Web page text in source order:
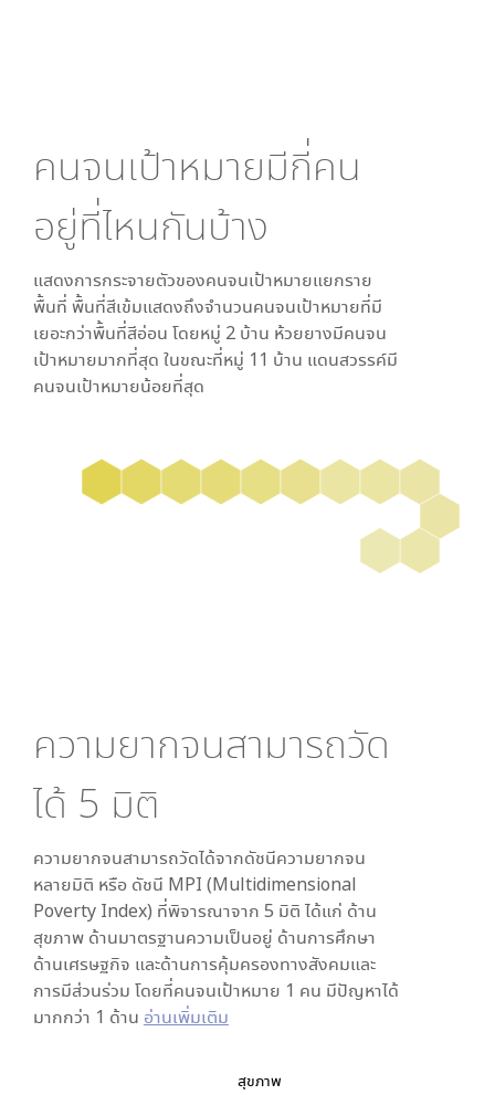
คนจนเป้าหมายมีกี่คน
อยู่ที่ไหนกันบ้าง
แสดงการกระจายตัวของคนจนเป้าหมายแยกราย
พื้นที่ พื้นที่สีเข้มแสดงถึงจำนวนคนจนเป้าหมายที่มี
เยอะกว่าพื้นที่สีอ่อน โดยหมู่ 2 บ้าน ห้วยยางมีคนจน
เป้าหมายมากที่สุด ในขณะที่หมู่ 11 บ้าน แดนสวรรค์มี
คนจนเป้าหมายน้อยที่สุด
ความยากจนสามารถวัด
ได้ 5 มิติ
ความยากจนสามารถวัดได้จากดัชนีความยากจน
หลายมิติ หรือ ดัชนี MPI (Multidimensional
Poverty Index) ที่พิจารณาจาก 5 มิติ ได้แก่ ด้าน
สุขภาพ ด้านมาตรฐานความเป็นอยู่ ด้านการศึกษา
ด้านเศรษฐกิจ และด้านการคุ้มครองทางสังคมและ
การมีส่วนร่วม โดยที่คนจนเป้าหมาย 1 คน มีปัญหาได้
มากกว่า 1 ด้าน อ่านเพิ่มเติม
สุขภาพ